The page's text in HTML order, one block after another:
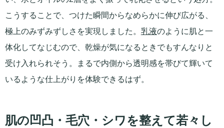
こうすることで、つけた瞬間からなめらかに伸び広がる、
極上のみずみずしさを実現しました。 乳液のように肌と一
体化してなじむので、乾燥が気になるときでもすんなりと
受け入れられそう。まるで内側から透明感を帯びて輝いて
いるような仕上がりを体験できるはず。
肌の凹凸・毛穴・シワを整えて若々し